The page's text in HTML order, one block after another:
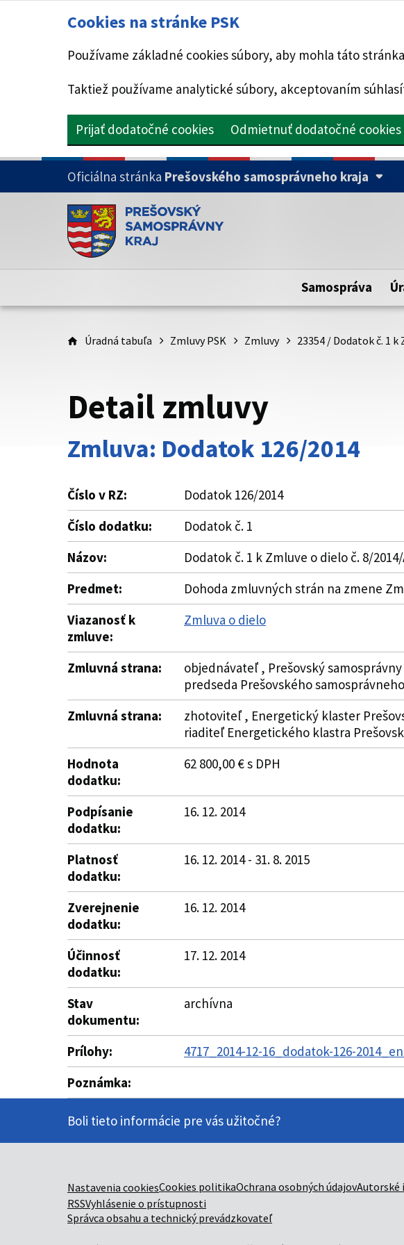
Cookies na stránke PSK
Používame základné cookies súbory, aby mohla táto
Taktiež používame analytické súbory, akceptovaním
Prijať dodatočné cookies Odmietnuť dodatočné cookies
PRESKOČIŤ NA HLAVNÝ OBSAH
Oficiálna stránka Prešovského samosprávneho kraja
Doména psk.sk je oficiálna
Toto je oficiálna webová stránka Prešovského
Samospráva
Úradná tabuľa Zmluvy PSK Zmluvy 23354 / Dodatok č. 1 k
Detail zmluvy
Zmluva: Dodatok 126/2014
Číslo v RZ:
Dodatok 126/2014
Číslo dodatku:
Dodatok č. 1
Názov:
Dodatok č. 1 k Zmluve o dielo č. 8/2014/
Predmet:
Dohoda zmluvných strán na zmene
Viazanosť k
zmluve:
Zmluva o dielo
Zmluvná strana:
objednávateľ , Prešovský
predseda Prešovského
Zmluvná strana:
zhotoviteľ , Energetický klaster
riaditeľ Energetického klastra
Hodnota
dodatku:
62 800,00 € s DPH
Podpísanie
dodatku:
16. 12. 2014
Platnosť
dodatku:
16. 12. 2014 - 31. 8. 2015
Zverejnenie
dodatku:
16. 12. 2014
Účinnosť
dodatku:
17. 12. 2014
Stav
dokumentu:
archívna
Prílohy:
4717_2014-12-16_dodatok-126-
Poznámka:
Boli tieto informácie pre vás užitočné?
Nastavenia cookiesCookies politikaOchrana osobných údajovAutorské
RSSVyhlásenie o prístupnosti
Správca obsahu a technický prevádzkovateľ